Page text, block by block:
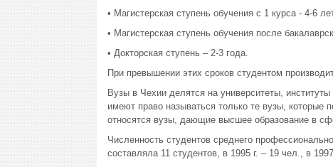
• Магистерская ступень обучения с 1 курса - 4-6
• Магистерская ступень обучения после
• Докторская ступень – 2-3 года.
При превышении этих сроков студентом
Вузы в Чехии делятся на университеты,
имеют право называться только те вузы, которые
относятся вузы, дающие высшее образование в
Численность студентов среднего
составляла 11 студентов, в 1995 г. – 19 чел., в